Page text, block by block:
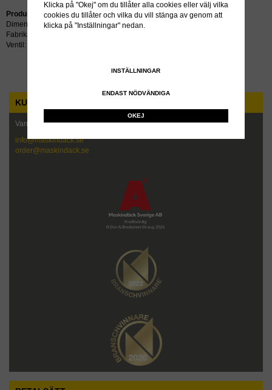
Produktbeskrivning:
Dimension: 14.00-24/25
Fabrikat: Gripen
Ventil: TRJ1175C
KUNDTJÄNST
Varmt välkommen att kontakta oss!
info@maskindack.se
order@maskindack.se
Klicka på "Okej" om du tillåter alla cookies eller välj vilka
cookies du tillåter och vilka du vill stänga av genom att
klicka på "Inställningar" nedan.
INSTÄLLNINGAR
ENDAST NÖDVÄNDIGA
OKEJ